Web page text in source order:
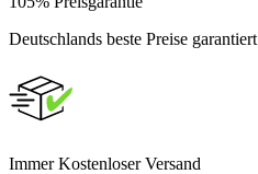
Deutschlands beste Preise garantiert
Immer Kostenloser Versand